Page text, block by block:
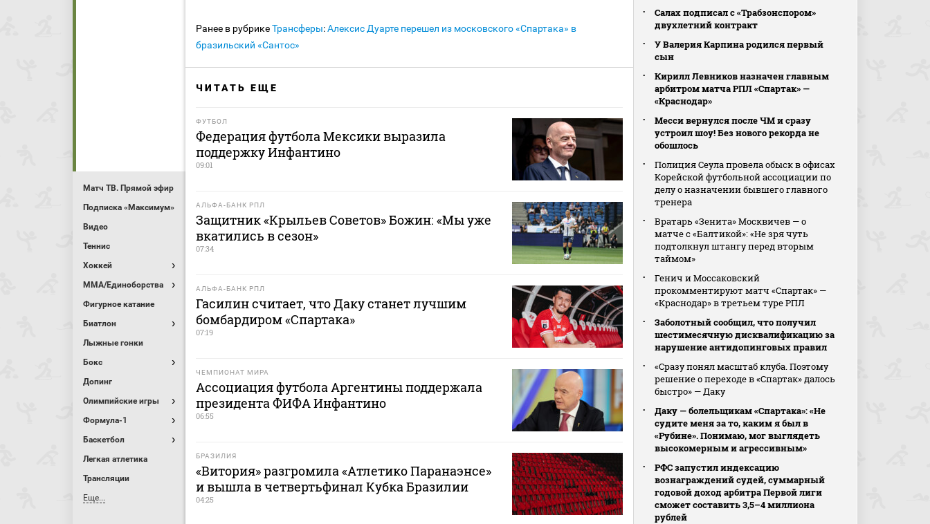
Матч ТВ. Прямой эфир
Подписка «Максимум»
Видео
Теннис
Хоккей
MMA/Единоборства
Фигурное катание
Биатлон
Лыжные гонки
Бокс
Допинг
Олимпийские игры
Формула-1
Баскетбол
Легкая атлетика
Трансляции
Еще...
Ранее в рубрикеТрансферы:Алексис Дуарте перешел из московского «Спартака» в
бразильский «Сантос»
ЧИТАТЬ ЕЩЕ
ФУТБОЛ
Федерация футбола Мексики выразила
поддержку Инфантино
09:01
АЛЬФА-БАНК РПЛ
Защитник «Крыльев Советов» Божин: «Мы уже
вкатились в сезон»
07:34
АЛЬФА-БАНК РПЛ
Гасилин считает, что Даку станет лучшим
бомбардиром «Спартака»
07:19
ЧЕМПИОНАТ МИРА
Ассоциация футбола Аргентины поддержала
президента ФИФА Инфантино
06:55
БРАЗИЛИЯ
«Витория» разгромила «Атлетико Паранаэнсе»
и вышла в четвертьфинал Кубка Бразилии
04:25
Салах подписал с «Трабзонспором»
двухлетний контракт
У Валерия Карпина родился первый
сын
Кирилл Левников назначен главным
арбитром матча РПЛ «Спартак» —
«Краснодар»
Месси вернулся после ЧМ и сразу
устроил шоу! Без нового рекорда не
обошлось
Полиция Сеула провела обыск в офисах
Корейской футбольной ассоциации по
делу о назначении бывшего главного
тренера
Вратарь «Зенита» Москвичев — о
матче с «Балтикой»: «Не зря чуть
подтолкнул штангу перед вторым
таймом»
Генич и Моссаковский
прокомментируют матч «Спартак» —
«Краснодар» в третьем туре РПЛ
Заболотный сообщил, что получил
шестимесячную дисквалификацию за
нарушение антидопинговых правил
«Сразу понял масштаб клуба. Поэтому
решение о переходе в «Спартак» далось
быстро» — Даку
Даку — болельщикам «Спартака»: «Не
судите меня за то, каким я был в
«Рубине». Понимаю, мог выглядеть
высокомерным и агрессивным»
РФС запустил индексацию
вознаграждений судей, суммарный
годовой доход арбитра Первой лиги
сможет составить 3,5–4 миллиона
рублей